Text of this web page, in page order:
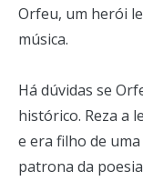
Orfeu, um herói
música.
Há dúvidas se
histórico. Reza a
e era filho de uma
patrona da